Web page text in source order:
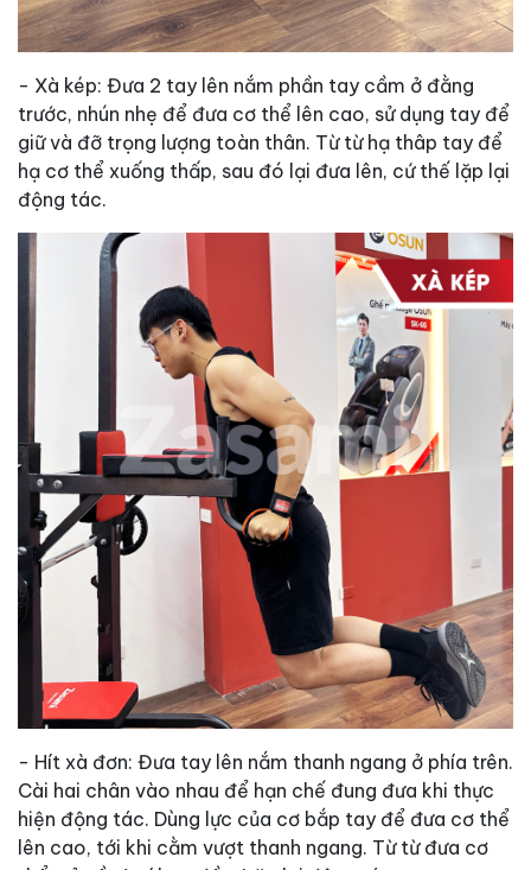
- Xà kép: Đưa 2 tay lên nắm phần tay cầm ở đằng
trước, nhún nhẹ để đưa cơ thể lên cao, sử dụng tay để
giữ và đỡ trọng lượng toàn thân. Từ từ hạ thâp tay để
hạ cơ thể xuống thấp, sau đó lại đưa lên, cứ thế lặp lại
động tác.
- Hít xà đơn: Đưa tay lên nắm thanh ngang ở phía trên.
Cài hai chân vào nhau để hạn chế đung đưa khi thực
hiện động tác. Dùng lực của cơ bắp tay để đưa cơ thể
lên cao, tới khi cằm vượt thanh ngang. Từ từ đưa cơ